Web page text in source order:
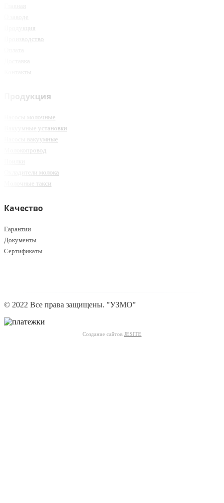
Главная
О заводе
Продукция
Производство
Доставка
Контакты
Продукция
Насосы молочные
Вакуумные установки
Насосы вакуумные
Молокопровод
Охладители молока
Молочные такси
Качество
Гарантии
Документы
Сертификаты
© 2022 Все права защищены. "УЗМО"
Создание сайтов JESITE